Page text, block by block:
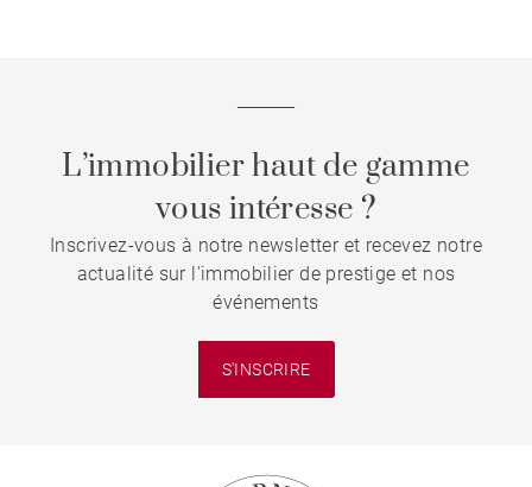
L’immobilier haut de gamme
vous intéresse ?
Inscrivez-vous à notre newsletter et recevez notre
actualité sur l'immobilier de prestige et nos
événements
S'INSCRIRE